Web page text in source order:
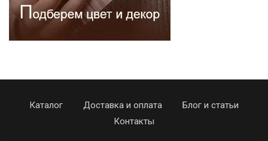
Каталог Доставка и оплата
Блог и статьи
Контакты